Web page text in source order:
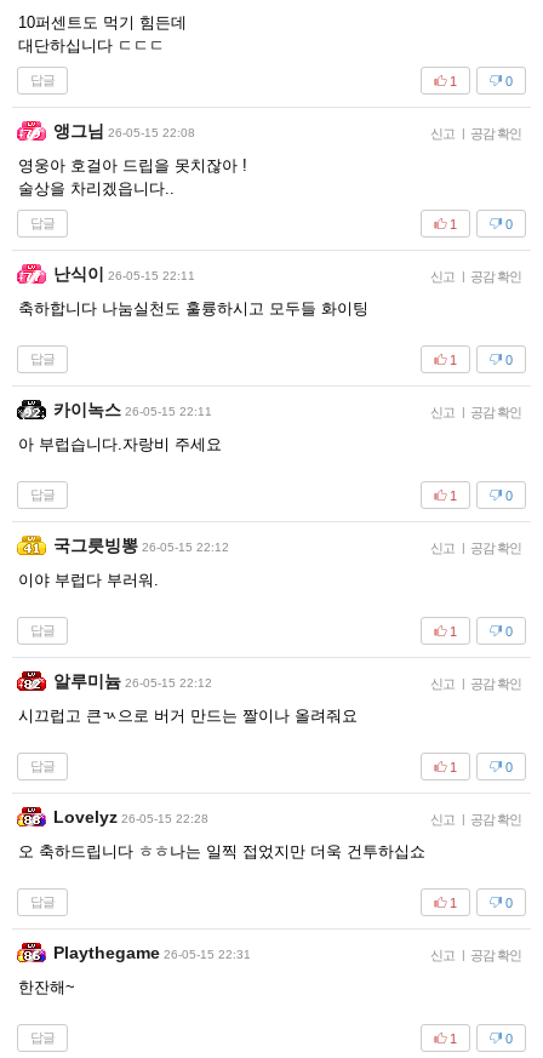
10퍼센트도 먹기 힘든데
대단하십니다 ㄷㄷㄷ
답글 0
1
앵그님 26-05-15 22:08 신고 | 공감 확인
영웅아 호걸아 드립을 못치잖아 !
술상을 차리겠읍니다..
답글 0
1
난식이 26-05-15 22:11 신고 | 공감 확인
축하합니다 나눔실천도 훌륭하시고 모두들 화이팅
답글 0
1
카이녹스 26-05-15 22:11 신고 | 공감 확인
아 부럽습니다.자랑비 주세요
답글 0
1
국그릇빙뽕 26-05-15 22:12 신고 | 공감 확인
이야 부럽다 부러워.
답글 0
1
알루미늄 26-05-15 22:12 신고 | 공감 확인
시끄럽고 큰ㄳ으로 버거 만드는 짤이나 올려줘요
답글 0
1
Lovelyz 26-05-15 22:28 신고 | 공감 확인
오 축하드립니다 ㅎㅎ나는 일찍 접었지만 더욱 건투하십쇼
답글 0
1
Playthegame 26-05-15 22:31 신고 | 공감 확인
한잔해~
답글 0
1